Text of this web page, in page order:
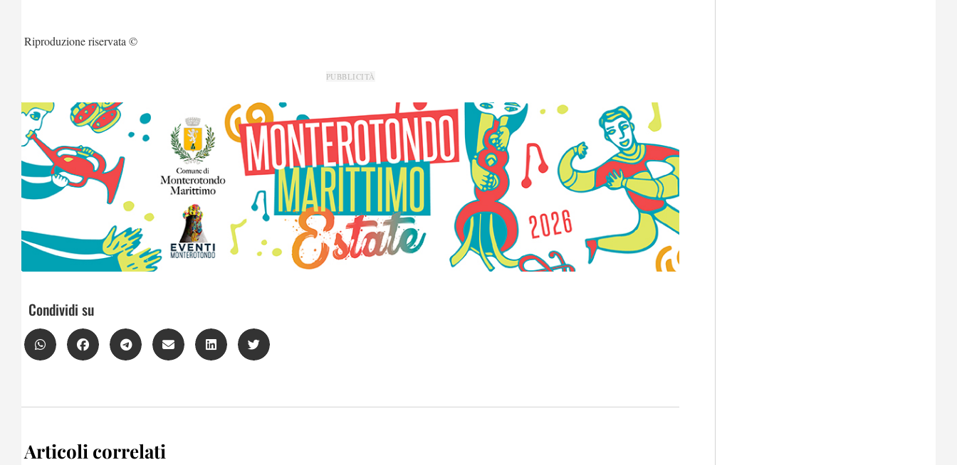
Riproduzione riservata ©
PUBBLICITÀ
Condividi su
Articoli correlati